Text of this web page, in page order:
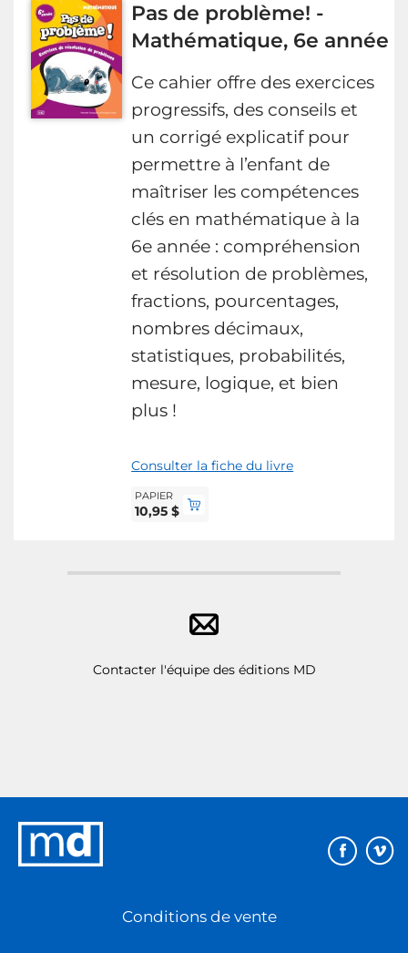
Pas de problème! -
Mathématique, 6e année
Ce cahier offre des exercices
progressifs, des conseils et
un corrigé explicatif pour
permettre à l’enfant de
maîtriser les compétences
clés en mathématique à la
6e année : compréhension
et résolution de problèmes,
fractions, pourcentages,
nombres décimaux,
statistiques, probabilités,
mesure, logique, et bien
plus !
Consulter la fiche du livre
PAPIER
10,95 $
Contacter l'équipe des éditions MD
Éditions
MD
Conditions de vente